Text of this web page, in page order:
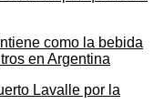
como la bebida
en Argentina